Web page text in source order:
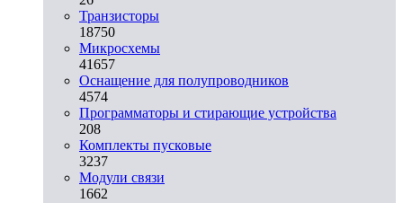
Транзисторы
18750
Микросхемы
41657
Оснащение для полупроводников
4574
Программаторы и стирающие устройства
208
Комплекты пусковые
3237
Модули связи
1662